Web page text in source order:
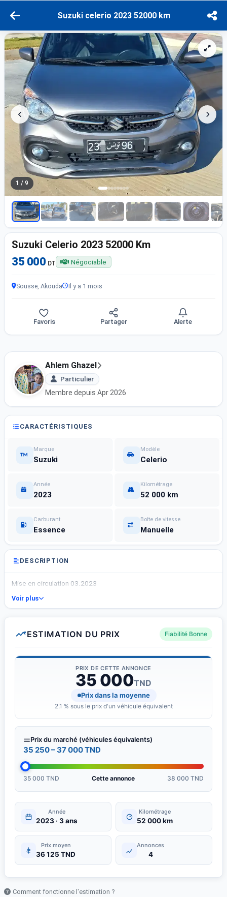
Suzuki celerio 2023 52000 km
1 / 9
Suzuki Celerio 2023 52000 Km
35 000 DT Négociable
Sousse, Akouda Il y a 1 mois
Favoris Partager Alerte
Ahlem Ghazel
Particulier
Membre depuis Apr 2026
CARACTÉRISTIQUES
Marque
Suzuki
Modèle
Celerio
Année
2023
Kilométrage
52 000 km
Carburant
Essence
Boîte de vitesse
Manuelle
DESCRIPTION
Mise en circulation 03.2023
Voir plus
ESTIMATION DU PRIX Fiabilité Bonne
PRIX DE CETTE ANNONCE
35 000TND
Prix dans la moyenne
2.1 % sous le prix d'un véhicule équivalent
Prix du marché (véhicules équivalents)
35 250 – 37 000 TND
35 000 TND Cette annonce 38 000 TND
Année
2023 · 3 ans
Kilométrage
52 000 km
Prix moyen
36 125 TND
Annonces
4
Comment fonctionne l'estimation ?